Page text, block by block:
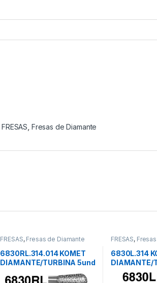
FRESAS, Fresas de Diamante
FRESAS, Fresas de Diamante
6830RL.314.014 KOMET
DIAMANTE/TURBINA 5und
FRESAS,
6830L.314
DIAMANTE/